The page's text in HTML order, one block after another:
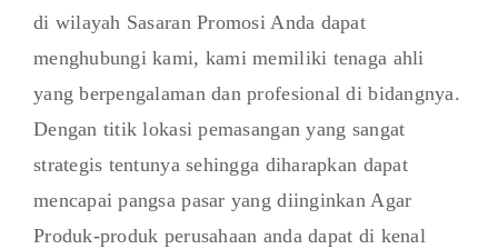
di wilayah Sasaran Promosi Anda dapat
menghubungi kami, kami memiliki tenaga ahli
yang berpengalaman dan profesional di bidangnya.
Dengan titik lokasi pemasangan yang sangat
strategis tentunya sehingga diharapkan dapat
mencapai pangsa pasar yang diinginkan Agar
Produk-produk perusahaan anda dapat di kenal